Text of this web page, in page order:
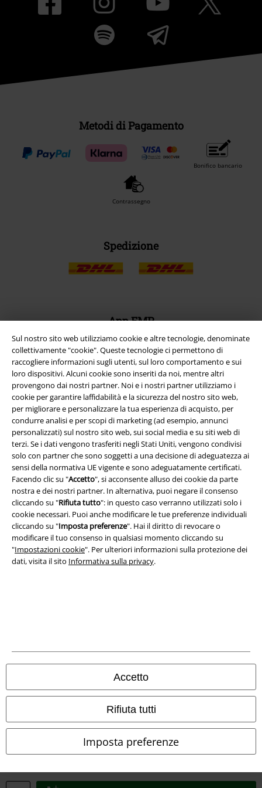
Sul nostro sito web utilizziamo cookie e altre tecnologie, denominate
collettivamente "cookie". Queste tecnologie ci permettono di
raccogliere informazioni sugli utenti, sul loro comportamento e sui
loro dispositivi. Alcuni cookie sono inseriti da noi, mentre altri
provengono dai nostri partner. Noi e i nostri partner utilizziamo i
cookie per garantire laffidabilità e la sicurezza del nostro sito web,
per migliorare e personalizzare la tua esperienza di acquisto, per
condurre analisi e per scopi di marketing (ad esempio, annunci
personalizzati) sul nostro sito web, sui social media e su siti web di
terzi. Se i dati vengono trasferiti negli Stati Uniti, vengono condivisi
solo con partner che sono soggetti a una decisione di adeguatezza ai
sensi della normativa UE vigente e sono adeguatamente certificati.
Facendo clic su "Accetto", si acconsente alluso dei cookie da parte
nostra e dei nostri partner. In alternativa, puoi negare il consenso
cliccando su "Rifiuta tutto": in questo caso verranno utilizzati solo i
cookie necessari. Puoi anche modificare le tue preferenze individuali
cliccando su "Imposta preferenze". Hai il diritto di revocare o
modificare il tuo consenso in qualsiasi momento cliccando su
"Impostazioni cookie". Per ulteriori informazioni sulla protezione dei
dati, visita il sito Informativa sulla privacy.
Accetto
Rifiuta tutti
Imposta preferenze
Metodi di Pagamento
Bonifico bancario
Contrassegno
Spedizione
App EMP
Scarica la nuova app di EMP!
A Warner Music Group Company
Legge sulla Privacy
Smaltimento rifiuti e protezione dell’ambiente
Dichiarazione di Conformità
Informazioni sull'accessibilità
Impostazioni cookie
Esercita Recesso